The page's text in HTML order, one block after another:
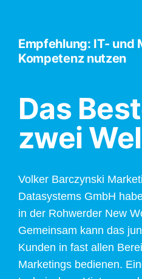
Empfehlung: IT- und
Kompetenz nutzen
Das
zwei
Volker Barczynski
Datasystems GmbH
in der Rohwerder New
Gemeinsam kann das
Kunden in fast allen
Marketings bedienen.